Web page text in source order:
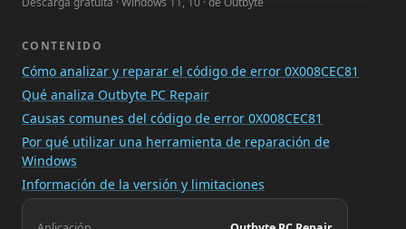
CONTENIDO
Cómo analizar y reparar el código de error 0X008CEC81
Qué analiza Outbyte PC Repair
Causas comunes del código de error 0X008CEC81
Por qué utilizar una herramienta de reparación de
Windows
Información de la versión y limitaciones